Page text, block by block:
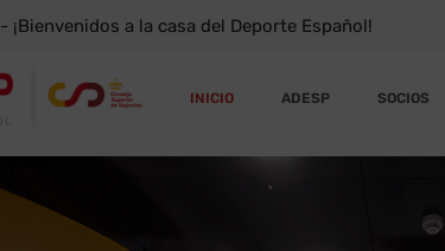
- ¡Bienvenidos a la casa del Deporte Español!
INICIO ADESP SOCIOS